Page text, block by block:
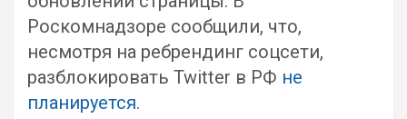
Роскомнадзоре сообщили, что,
несмотря на ребрендинг соцсети,
разблокировать Twitter в РФ не
планируется.